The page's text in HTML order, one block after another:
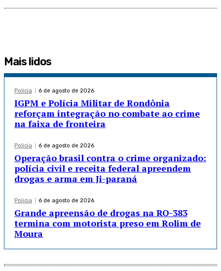
Mais lidos
Policia 6 de agosto de 2026
IGPM e Polícia Militar de Rondônia
reforçam integração no combate ao crime
na faixa de fronteira
Policia 6 de agosto de 2026
Operação brasil contra o crime organizado:
polícia civil e receita federal apreendem
drogas e arma em Ji-paraná
Policia 6 de agosto de 2026
Grande apreensão de drogas na RO-383
termina com motorista preso em Rolim de
Moura